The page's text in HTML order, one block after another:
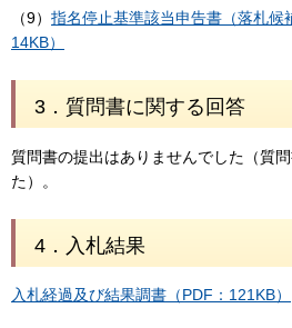
（9） 指名停止基準該当申告書（落札候
14KB）
3．質問書に関する回答
質問書の提出はありませんでした（質
た）。
4．入札結果
入札経過及び結果調書（PDF：121KB）